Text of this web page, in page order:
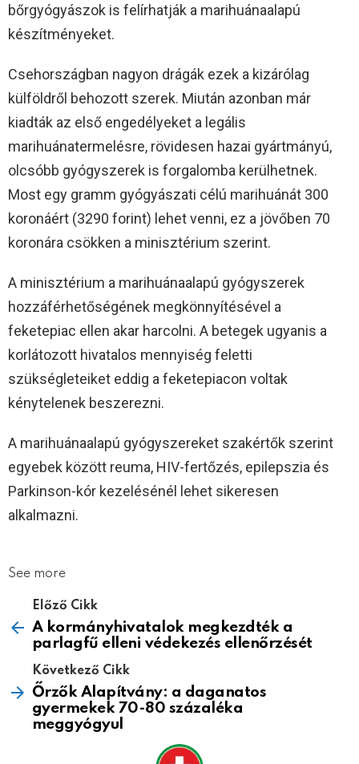
bőrgyógyászok is felírhatják a marihuánaalapú
készítményeket.
Csehországban nagyon drágák ezek a kizárólag
külföldről behozott szerek. Miután azonban már
kiadták az első engedélyeket a legális
marihuánatermelésre, rövidesen hazai gyártmányú,
olcsóbb gyógyszerek is forgalomba kerülhetnek.
Most egy gramm gyógyászati célú marihuánát 300
koronáért (3290 forint) lehet venni, ez a jövőben 70
koronára csökken a minisztérium szerint.
A minisztérium a marihuánaalapú gyógyszerek
hozzáférhetőségének megkönnyítésével a
feketepiac ellen akar harcolni. A betegek ugyanis a
korlátozott hivatalos mennyiség feletti
szükségleteiket eddig a feketepiacon voltak
kénytelenek beszerezni.
A marihuánaalapú gyógyszereket szakértők szerint
egyebek között reuma, HIV-fertőzés, epilepszia és
Parkinson-kór kezelésénél lehet sikeresen
alkalmazni.
See more
Előző Cikk
A kormányhivatalok megkezdték a
parlagfű elleni védekezés ellenőrzését
Következő Cikk
Őrzők Alapítvány: a daganatos
gyermekek 70-80 százaléka
meggyógyul